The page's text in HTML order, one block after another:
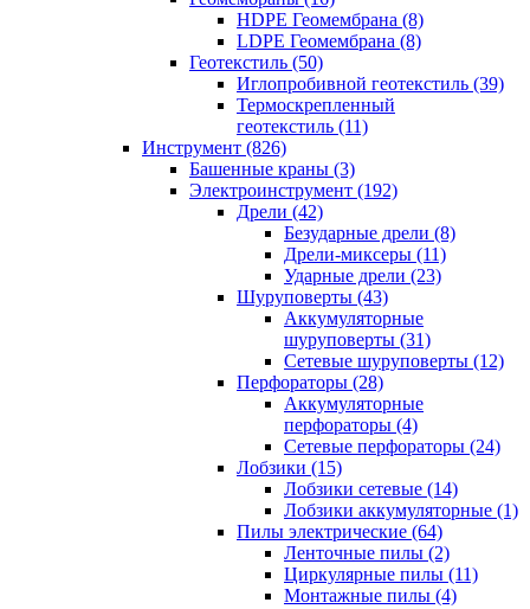
HDPE Геомембрана (8)
LDPE Геомембрана (8)
Геотекстиль (50)
Иглопробивной геотекстиль (39)
Термоскрепленный
геотекстиль (11)
Инструмент (826)
Башенные краны (3)
Электроинструмент (192)
Дрели (42)
Безударные дрели (8)
Дрели-миксеры (11)
Ударные дрели (23)
Шуруповерты (43)
Аккумуляторные
шуруповерты (31)
Сетевые шуруповерты (12)
Перфораторы (28)
Аккумуляторные
перфораторы (4)
Сетевые перфораторы (24)
Лобзики (15)
Лобзики сетевые (14)
Лобзики аккумуляторные (1)
Пилы электрические (64)
Ленточные пилы (2)
Циркулярные пилы (11)
Монтажные пилы (4)